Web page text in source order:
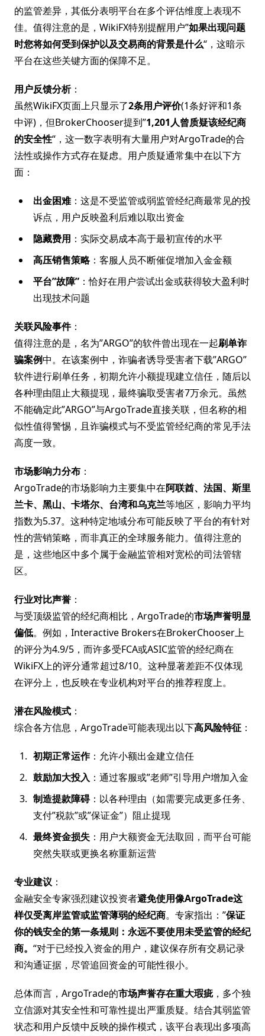
的监管差异，其低分表明平台在多个评估维度上表现不
佳。值得注意的是，WikiFX特别提醒用户”如果出现问题
时您将如何受到保护以及交易商的背景是什么“，这暗示
平台在这些关键方面的保障不足。
用户反馈分析：
虽然WikiFX页面上只显示了2条用户评价(1条好评和1条
中评)，但BrokerChooser提到”1,201人曾质疑该经纪商
的安全性“，这一数字表明有大量用户对ArgoTrade的合
法性或操作方式存在疑虑。用户质疑通常集中在以下方
面：
出金困难：这是不受监管或弱监管经纪商最常见的投
诉点，用户反映盈利后难以取出资金
隐藏费用 ：实际交易成本高于最初宣传的水平
高压销售策略：客服人员不断催促增加入金金额
平台”故障” ：恰好在用户尝试出金或获得较大盈利时
出现技术问题
关联风险事件：
值得注意的是，名为”ARGO”的软件曾出现在一起刷单诈
骗案例中。在该案例中，诈骗者诱导受害者下载”ARGO”
软件进行刷单任务，初期允许小额提现建立信任，随后以
各种理由阻止大额提现，最终骗取受害者7万余元。虽然
不能确定此”ARGO”与ArgoTrade直接关联，但名称的相
似性值得警惕，且诈骗模式与不受监管经纪商的常见手法
高度一致。
市场影响力分布 ：
ArgoTrade的市场影响力主要集中在阿联酋、法国、斯里
兰卡、黑山、卡塔尔、台湾和乌克兰等地区，影响力平均
指数为5.37。这种特定地域分布可能反映了平台的有针对
性的营销策略，而非真正的全球服务能力。值得注意的
是，这些地区中多个属于金融监管相对宽松的司法管辖
区。
行业对比声誉 ：
与受顶级监管的经纪商相比，ArgoTrade的市场声誉明显
偏低。例如，Interactive Brokers在BrokerChooser上
的评分为4.9/5，而许多受FCA或ASIC监管的经纪商在
WikiFX上的评分通常超过8/10。这种显著差距不仅体现
在评分上，也反映在专业机构对平台的推荐程度上。
潜在风险模式 ：
综合各方信息，ArgoTrade可能表现出以下高风险特征 ：
初期正常运作：允许小额出金建立信任
鼓励加大投入 ：通过客服或”老师”引导用户增加入金
制造提款障碍：以各种理由（如需要完成更多任务、
支付”税款”或”保证金”）阻止提现
最终资金损失 ：用户大额资金无法取回，而平台可能
突然失联或更换名称重新运营
专业建议 ：
金融安全专家强烈建议投资者避免使用像ArgoTrade这
样仅受离岸监管或监管薄弱的经纪商。专家指出：”保证
你的钱安全的第一条规则：永远不要使用未受监管的经纪
商。 “对于已经投入资金的用户，建议保存所有交易记录
和沟通证据，尽管追回资金的可能性很小。
总体而言，ArgoTrade的市场声誉存在重大瑕疵，多个独
立信源对其安全性和可靠性提出严重质疑。结合其弱监管
状态和用户反馈中反映的操作模式，该平台表现出多项高